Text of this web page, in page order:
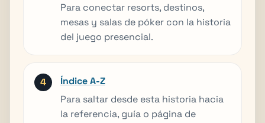
Para conectar resorts, destinos,
mesas y salas de póker con la historia
del juego presencial.
Índice A-Z
Para saltar desde esta historia hacia
la referencia, guía o página de